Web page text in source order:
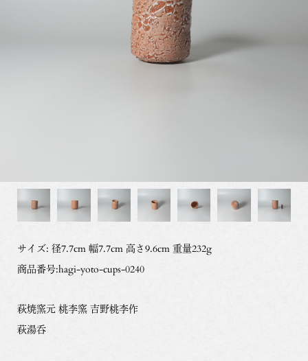
サイズ: 径7.7cm 幅7.7cm 高さ9.6cm 重量232g
商品番号:hagi-yoto-cups-0240
萩焼窯元 桃李窯 吉野桃李作
萩湯呑